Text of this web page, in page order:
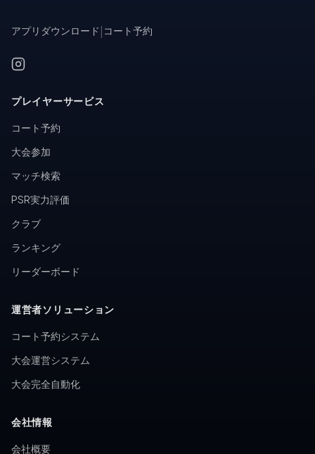
アプリダウンロード コート予約
プレイヤーサービス
コート予約
大会参加
マッチ検索
PSR実力評価
クラブ
ランキング
リーダーボード
運営者ソリューション
コート予約システム
大会運営システム
大会完全自動化
会社情報
会社概要